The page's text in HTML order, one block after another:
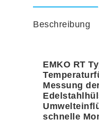
Beschreibung
EMKO RT
Messung
schnelle